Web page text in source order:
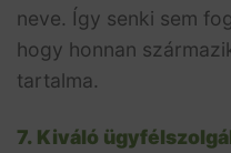
neve. Így senki sem
hogy honnan
tartalma.
7. Kiváló